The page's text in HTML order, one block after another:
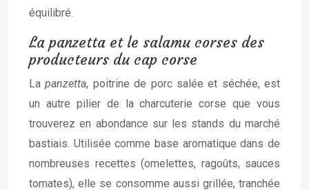
équilibré.
La panzetta et le salamu corses des
producteurs du cap corse
Lapanzetta, poitrine de porc salée et séchée, est
un autre pilier de la charcuterie corse que vous
trouverez en abondance sur les stands du marché
bastiais. Utilisée comme base aromatique dans de
nombreuses recettes (omelettes, ragoûts, sauces
tomates), elle se consomme aussi grillée, tranchée